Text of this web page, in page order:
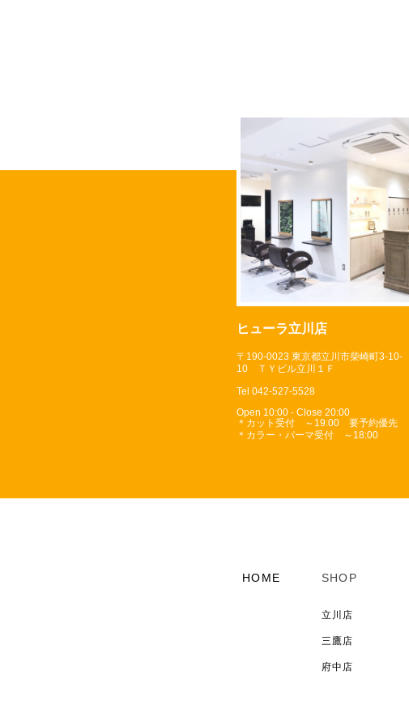
ヒューラ立川店
〒190-0023 東京都立川市柴崎町3-10-
10 ＴＹビル立川１Ｆ
Tel 042-527-5528
Open 10:00 - Close 20:00
＊カット受付 ～19:00 要予約優先
＊カラー・パーマ受付 ～18:00
HOME SHOP
立川店
三鷹店
府中店